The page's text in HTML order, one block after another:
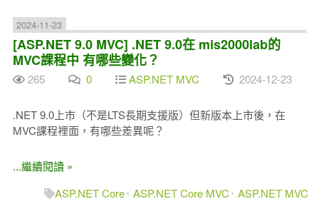
2024-11-23
[ASP.NET 9.0 MVC] .NET 9.0在 mis2000lab的
MVC課程中 有哪些變化？
265 0 ASP.NET MVC 2024-12-23
.NET 9.0上市（不是LTS長期支援版）但新版本上市後，在
MVC課程裡面，有哪些差異呢？
...繼續閱讀 »
ASP.NET Core ASP.NET Core MVC
ASP.NET MVC